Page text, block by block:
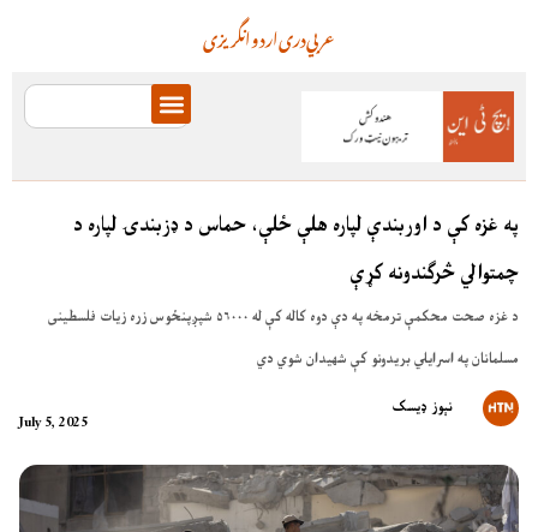
انگریزیاردودریعربي
په غزه کې د اوربندې لپاره هلې ځلې، حماس د ډزبندۍ لپاره د
چمتوالي څرګندونه کړې
د غزه صحت محکمې ترمخه په دې دوه کاله کې له ۵۶۰۰۰ شپږپنځوس زره زیات فلسطینی
مسلمانان په اسرایلي بریدونو کې شهیدان شوي دي
July 5, 2025
نېوز ډیسک